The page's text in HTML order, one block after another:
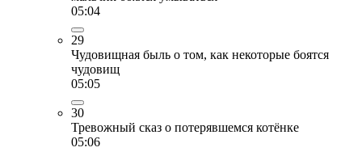
05:04
29
Чудовищная быль о том, как некоторые боятся
чудовищ
05:05
30
Тревожный сказ о потерявшемся котёнке
05:06